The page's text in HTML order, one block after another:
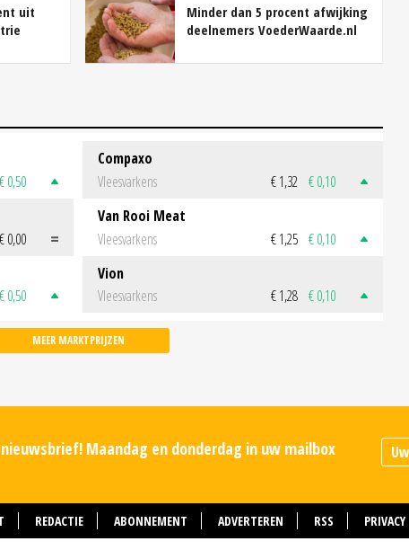
uit
Minder dan 5 procent afwijking
deelnemers VoederWaarde.nl
€ 0,50
€ 0,00
€ 0,50
Compaxo
Vleesvarkens
€ 1,32 € 0,10
Van Rooi Meat
Vleesvarkens
€ 1,25 € 0,10
Vion
Vleesvarkens
€ 1,28 € 0,10
MEER MARKTPRIJZEN
Maandag en donderdag in uw mailbox
REDACTIE ABONNEMENT ADVERTEREN RSS PRIVACY